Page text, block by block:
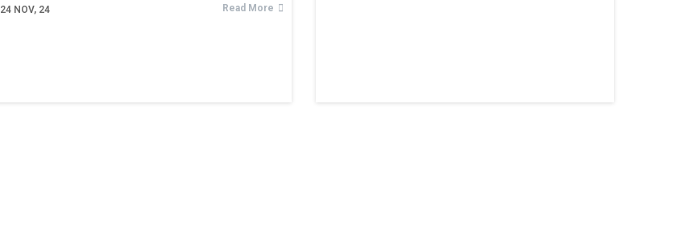
24 NOV, 24 Read More